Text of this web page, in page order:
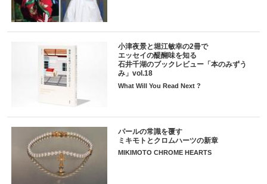
小津夜景と堀江敏幸の2冊で
エッセイの醍醐味を知る
石井千湖のブックレビュー「本のみずう
み」vol.18
What Will You Read Next ?
パールの常識を覆す
ミキモトとクロムハーツの新章
MIKIMOTO CHROME HEARTS